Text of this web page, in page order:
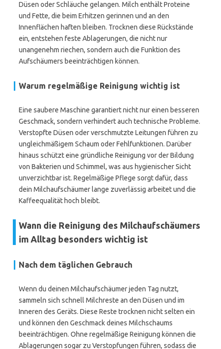
Düsen oder Schläuche gelangen. Milch enthält Proteine
und Fette, die beim Erhitzen gerinnen und an den
Innenflächen haften bleiben. Trocknen diese Rückstände
ein, entstehen feste Ablagerungen, die nicht nur
unangenehm riechen, sondern auch die Funktion des
Aufschäumers beeinträchtigen können.
Warum regelmäßige Reinigung wichtig ist
Eine saubere Maschine garantiert nicht nur einen besseren
Geschmack, sondern verhindert auch technische Probleme.
Verstopfte Düsen oder verschmutzte Leitungen führen zu
ungleichmäßigem Schaum oder Fehlfunktionen. Darüber
hinaus schützt eine gründliche Reinigung vor der Bildung
von Bakterien und Schimmel, was aus hygienischer Sicht
unverzichtbar ist. Regelmäßige Pflege sorgt dafür, dass
dein Milchaufschäumer lange zuverlässig arbeitet und die
Kaffeequalität hoch bleibt.
Wann die Reinigung des Milchaufschäumers
im Alltag besonders wichtig ist
Nach dem täglichen Gebrauch
Wenn du deinen Milchaufschäumer jeden Tag nutzt,
sammeln sich schnell Milchreste an den Düsen und im
Inneren des Geräts. Diese Reste trocknen nicht selten ein
und können den Geschmack deines Milchschaums
beeinträchtigen. Ohne regelmäßige Reinigung können die
Ablagerungen sogar zu Verstopfungen führen, sodass die